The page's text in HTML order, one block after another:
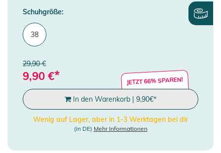
Schuhgröße:
38
29,90 €
9,90 €* JETZT 66% SPAREN!
In den Warenkorb | 9,90€*
Wenig auf Lager, aber in 1-3 Werktagen bei dir
(in DE) Mehr Informationen